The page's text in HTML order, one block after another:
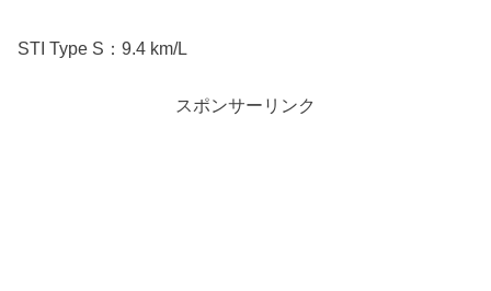
STI Type S：9.4 km/L
スポンサーリンク